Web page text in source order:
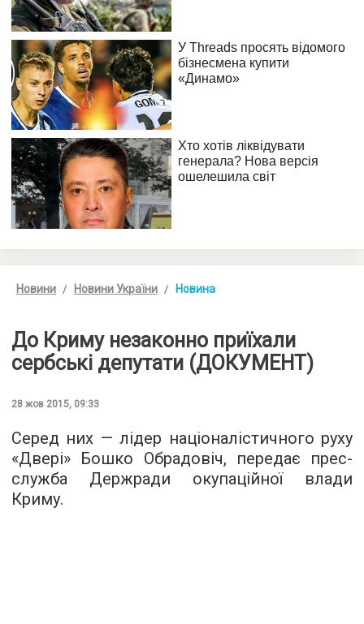
Новини Новини України Новина
До Криму незаконно приїхали
сербські депутати (ДОКУМЕНТ)
28 жов 2015, 09:33
Серед них — лідер націоналістичного руху
«Двері» Бошко Обрадовіч, передає прес-
служба Держради окупаційної влади
Криму.